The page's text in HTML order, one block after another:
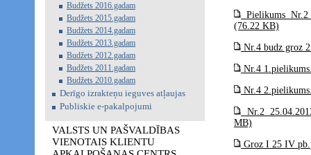
Budžets 2016.gadam
Budžets 2015.gadam
Budžets 2014.gadam
Budžets 2013.gadam
Budžets 2012.gadam
Budžets 2011.gadam
Budžets 2010.gadam
Derīgo izrakteņu ieguves atļaujas
Publiskie e-pakalpojumi
VALSTS UN PAŠVALDĪBAS
VIENOTAIS KLIENTU
Pielikums Nr.2
(76.22 KB)
Nr.4 budz groz
Nr.4
Nr.4
Nr.2
MB)
Groz I 25 IV